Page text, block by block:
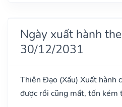
Ngày xuất hành
30/12/2031
Thiên Đạo (Xấu) Xuất hành
được rồi cũng mất, tốn kém